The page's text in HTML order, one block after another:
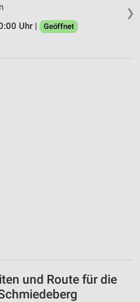
❯
Uhr |
Geöffnet
und Route für die